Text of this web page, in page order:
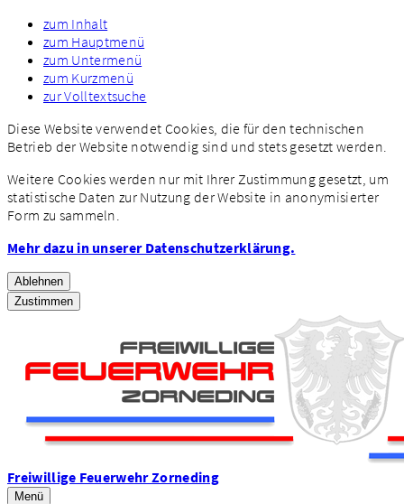
zum Inhalt
zum Hauptmenü
zum Untermenü
zum Kurzmenü
zur Volltextsuche
Diese Website verwendet Cookies, die für den technischen
Betrieb der Website notwendig sind und stets gesetzt werden.
Weitere Cookies werden nur mit Ihrer Zustimmung gesetzt, um
statistische Daten zur Nutzung der Website in anonymisierter
Form zu sammeln.
Mehr dazu in unserer Datenschutzerklärung.
Ablehnen
Zustimmen
Freiwillige Feuerwehr Zorneding
Menü